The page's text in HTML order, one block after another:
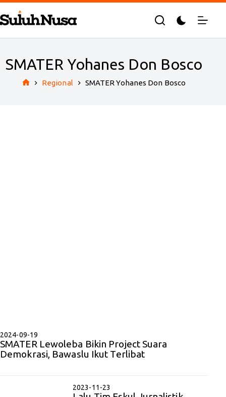
Skip
to
content
SMATER Yohanes Don Bosco
Regional SMATER Yohanes Don Bosco
2024-09-19
SMATER Lewoleba Bikin Project Suara
Demokrasi, Bawaslu Ikut Terlibat
2023-11-23